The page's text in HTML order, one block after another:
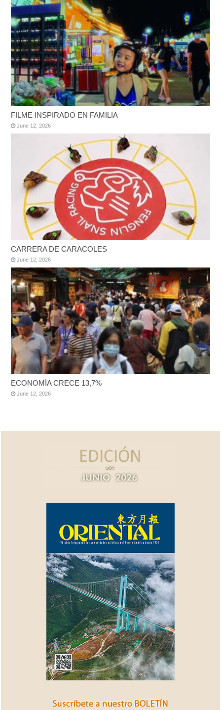
FILME INSPIRADO EN FAMILIA
June 12, 2026
CARRERA DE CARACOLES
June 12, 2026
ECONOMÍA CRECE 13,7%
June 12, 2026